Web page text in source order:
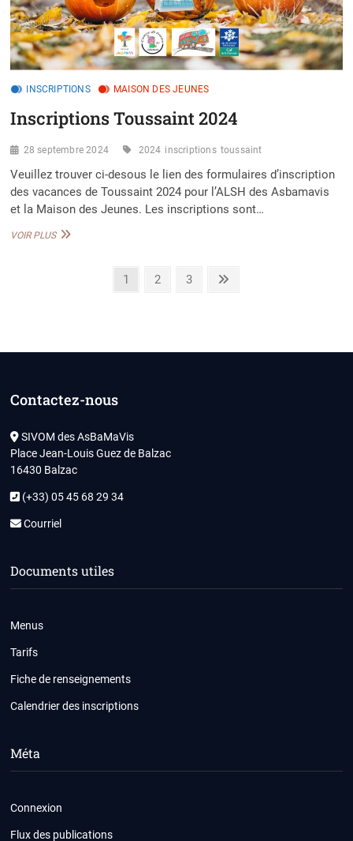
INSCRIPTIONS MAISON DES JEUNES
Inscriptions Toussaint 2024
28 septembre 2024 2024 inscriptions toussaint
Veuillez trouver ci-desous le lien des formulaires d’inscription
des vacances de Toussaint 2024 pour l’ALSH des Asbamavis
et la Maison des Jeunes. Les inscriptions sont…
VOIR PLUSINSCRIPTIONS
Page
1 Page
2 Page
3
Contactez-nous
SIVOM des AsBaMaVis
Place Jean-Louis Guez de Balzac
16430 Balzac
(+33) 05 45 68 29 34
Courriel
Documents utiles
Menus
Tarifs
Fiche de renseignements
Calendrier des inscriptions
Méta
Connexion
Flux des publications